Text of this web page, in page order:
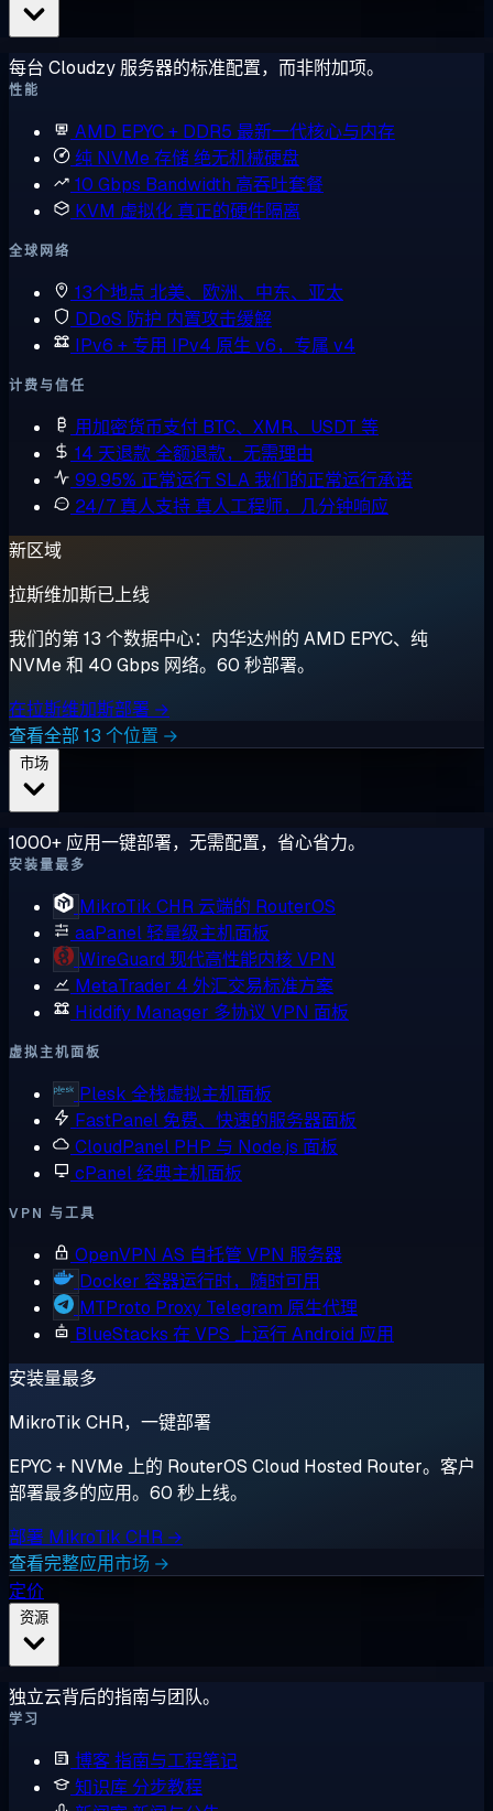
每台 Cloudzy 服务器的标准配置，而非附加项。
性能
AMD EPYC + DDR5 最新一代核心与内存
纯 NVMe 存储绝无机械硬盘
10 Gbps Bandwidth 高吞吐套餐
KVM 虚拟化 真正的硬件隔离
全球网络
13个地点 北美、欧洲、中东、亚太
DDoS 防护 内置攻击缓解
IPv6 + 专用 IPv4 原生 v6，专属 v4
计费与信任
用加密货币支付 BTC、XMR、USDT 等
14 天退款全额退款，无需理由
99.95% 正常运行 SLA我们的正常运行承诺
24/7 真人支持 真人工程师，几分钟响应
新区域
拉斯维加斯已上线
我们的第 13 个数据中心：内华达州的 AMD EPYC、纯
NVMe 和 40 Gbps 网络。60 秒部署。
在拉斯维加斯部署 →
查看全部 13 个位置 →
1000+ 应用一键部署，无需配置，省心省力。
安装量最多
MikroTik CHR 云端的 RouterOS
aaPanel轻量级主机面板
WireGuard 现代高性能内核 VPN
MetaTrader 4 外汇交易标准方案
Hiddify Manager 多协议 VPN 面板
虚拟主机面板
Plesk 全栈虚拟主机面板
FastPanel 免费、快速的服务器面板
CloudPanel PHP 与 Node.js 面板
cPanel经典主机面板
VPN 与工具
OpenVPN AS 自托管 VPN 服务器
Docker 容器运行时，随时可用
MTProto Proxy Telegram 原生代理
BlueStacks 在 VPS 上运行 Android 应用
安装量最多
MikroTik CHR，一键部署
EPYC + NVMe 上的 RouterOS Cloud Hosted Router。客户
部署最多的应用。60 秒上线。
部署 MikroTik CHR →
查看完整应用市场 →
定价
独立云背后的指南与团队。
学习
博客指南与工程笔记
知识库 分步教程